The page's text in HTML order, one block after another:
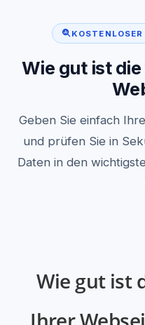
Wie gut ist
Geben Sie einfach
und prüfen Sie in
Daten in den
Wie gut ist